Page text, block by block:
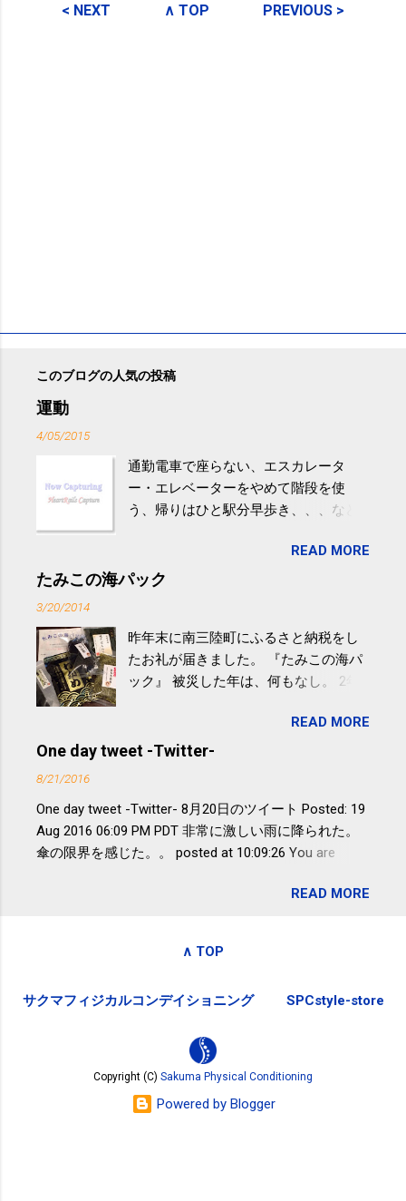
メ
< NEXT ∧ TOP PREVIOUS >
このブログの人気の投稿
運動
4/05/2015
通勤電車で座らない、エスカレータ
ー・エレベーターをやめて階段を使
う、帰りはひと駅分早歩き、、、など
やすい。 スポーツウェア・シューズで
するものだけが運動ではない。 食べ
けると改善する、との結果を筑波大の
研究チームが発表した。改善が期待で
きるのは、過度の飲酒が原因ではない
減らなくても効果があるという。 正田
教授は「汗ばむ程度の運動を毎日３０
波大「減量しなくても効果」 - ニュー
ス - アピタル（医療・健康）
READ MORE
たみこの海パック
3/20/2014
昨年末に南三陸町にふるさと納税をし
たお礼が届きました。 『たみこの海パ
ック』 被災した年は、何もなし。 2年
が『たみこの海パック』。 ボランティ
アや募金が苦手で、、、被災地の少し
全く考えていなかったので、貰えると
少しづつ復興してる感が伝わってきて
嬉しいです。 あと、ふるさと納税が節
ですが、節税になるほど稼げていない
税務局｜ふるさと納税など個人住民税
READ MORE
One day tweet -Twitter-
8/21/2016
One day tweet -Twitter- 8月20日のツイート Posted: 19
Aug 2016 06:09 PM PDT 非常に激しい雨に降られた。
傘の限界を感じた。。 posted at 10:09:26 You are
SAKUMA(@SPC_Sakuma) - Twilog . To stop receiving
Parkway, Mountain View, CA 94043, United States
READ MORE
∧ TOP
サクマフィジカルコンデイショニング SPCstyle-store
Copyright (C) Sakuma Physical Conditioning
Powered by Blogger